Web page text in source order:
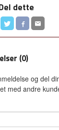
dette
(0)
og del
med andre